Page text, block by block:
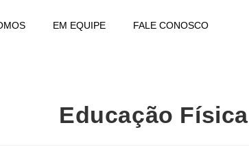
EM EQUIPE FALE CONOSCO
Educação Física